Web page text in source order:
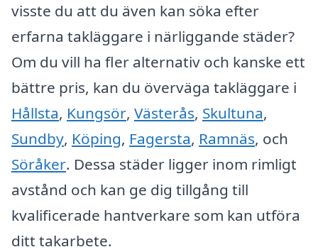
visste du att du även kan söka efter
erfarna takläggare i närliggande städer?
Om du vill ha fler alternativ och kanske ett
bättre pris, kan du överväga takläggare i
Hållsta, Kungsör, Västerås, Skultuna,
Sundby, Köping, Fagersta, Ramnäs, och
Söråker. Dessa städer ligger inom rimligt
avstånd och kan ge dig tillgång till
kvalificerade hantverkare som kan utföra
ditt takarbete.